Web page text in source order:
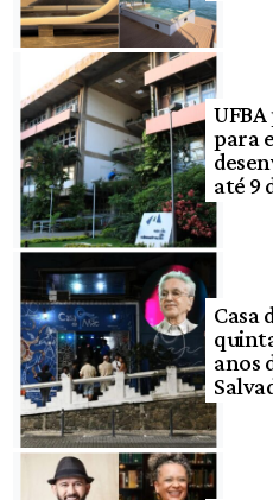
para
até 9
Casa
anos